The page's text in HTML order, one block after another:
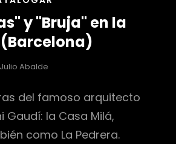
y "Bruja" en la
Julio Abalde
del famoso arquitecto
Gaudí: la Casa Milá,
como La Pedrera.